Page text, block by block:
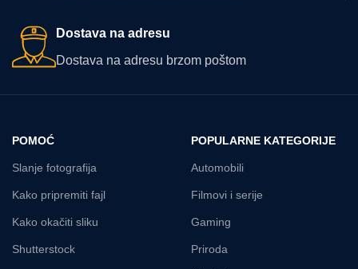
Dostava na adresu
Dostava na adresu brzom poštom
POMOĆ
Slanje fotografija
Kako pripremiti fajl
Kako okačiti sliku
Shutterstock
POPULARNE KATEGORIJE
Automobili
Filmovi i serije
Gaming
Priroda